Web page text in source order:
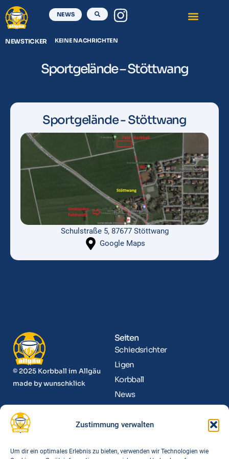
Zustimmung verwalten
Um dir ein optimales Erlebnis zu bieten, verwenden wir Technologien wie
NEWS
NEWSTICKER KEINE NACHRICHTEN
Sportgelände – Stöttwang
Sportgelände - Stöttwang
Schulstraße 5, 87677 Stöttwang
Google Maps
© 2025 Korbball im Allgäu
made bywunschklick
Seiten
Schiedsrichter
Ligen
Korbball
News
Funktionäre